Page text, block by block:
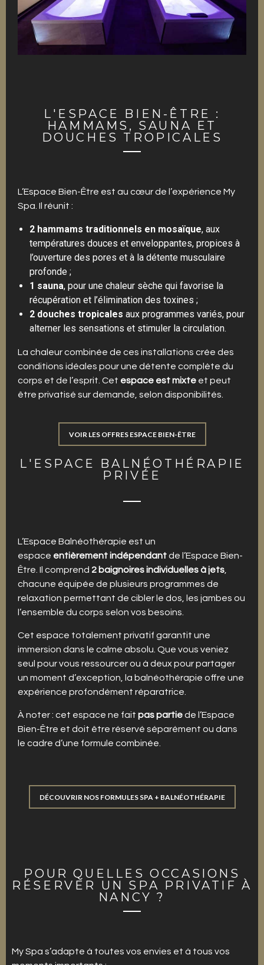
L'ESPACE BIEN-ÊTRE :
HAMMAMS, SAUNA ET
DOUCHES TROPICALES
L’Espace Bien-Être est au cœur de l’expérience My
Spa. Il réunit :
2 hammams traditionnels en mosaïque, aux
températures douces et enveloppantes, propices à
l’ouverture des pores et à la détente musculaire
profonde ;
1 sauna, pour une chaleur sèche qui favorise la
récupération et l’élimination des toxines ;
2 douches tropicales aux programmes variés, pour
alterner les sensations et stimuler la circulation.
La chaleur combinée de ces installations crée des
conditions idéales pour une détente complète du
corps et de l’esprit. Cet espace est mixte et peut
être privatisé sur demande, selon disponibilités.
VOIR LES OFFRES ESPACE BIEN-ÊTRE
L'ESPACE BALNÉOTHÉRAPIE
PRIVÉE
L’Espace Balnéothérapie est un
espace entièrement indépendantde l’Espace Bien-
Être. Il comprend 2 baignoires individuelles à jets
chacune équipée de plusieurs programmes de
relaxation permettant de cibler le dos, les jambes ou
l’ensemble du corps selon vos besoins.
Cet espace totalement privatif garantit une
immersion dans le calme absolu. Que vous veniez
seul pour vous ressourcer ou à deux pour partager
un moment d’exception, la balnéothérapie offre une
expérience profondément réparatrice.
À noter : cet espace ne fait pas partiede l’Espace
Bien-Être et doit être réservé séparément ou dans
le cadre d’une formule combinée.
DÉCOUVRIR NOS FORMULES SPA + BALNÉOTHÉRAPIE
POUR QUELLES OCCASIONS
RÉSERVER UN SPA PRIVATIF À
NANCY ?
My Spa s’adapte à toutes vos envies et à tous vos